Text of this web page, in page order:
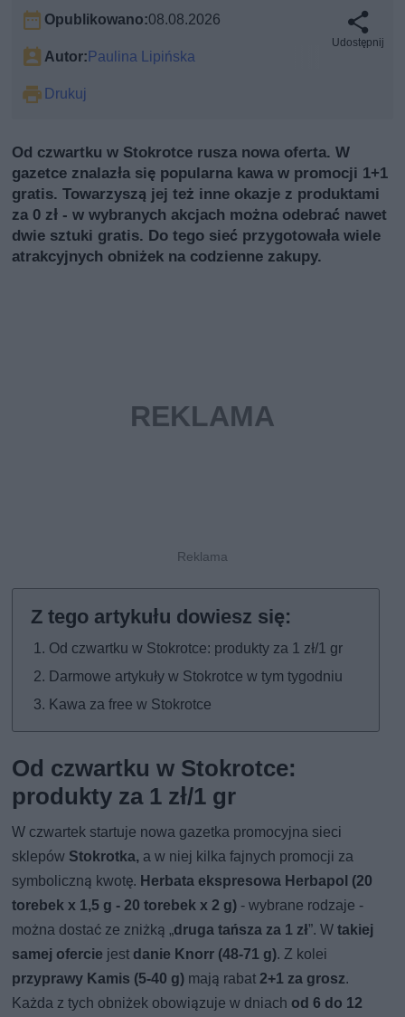
Opublikowano:08.08.2026
Autor:Paulina Lipińska
Drukuj
Udostępnij
Od czwartku w Stokrotce rusza nowa oferta. W
gazetce znalazła się popularna kawa w promocji 1+1
gratis. Towarzyszą jej też inne okazje z produktami
za 0 zł - w wybranych akcjach można odebrać nawet
dwie sztuki gratis. Do tego sieć przygotowała wiele
atrakcyjnych obniżek na codzienne zakupy.
Od czwartku w Stokrotce: produkty za 1 zł/1 gr
Darmowe artykuły w Stokrotce w tym tygodniu
Kawa za free w Stokrotce
Od czwartku w Stokrotce:
produkty za 1 zł/1 gr
W czwartek startuje nowa gazetka promocyjna sieci
sklepów Stokrotka, a w niej kilka fajnych promocji za
symboliczną kwotę. Herbata ekspresowa Herbapol (20
torebek x 1,5 g - 20 torebek x 2 g) - wybrane rodzaje -
można dostać ze zniżką „druga tańsza za 1 zł”. Wtakiej
samej ofercie jest danie Knorr (48-71 g). Z kolei
przyprawy Kamis (5-40 g) mają rabat2+1 za grosz.
Każda z tych obniżek obowiązuje w dniach od 6 do 12